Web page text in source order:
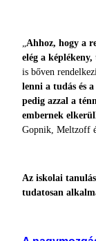
„Ahhoz, hogy a
elég a
is bőven
lenni a tudás és
pe­dig azzal a
embernek
Gopnik, Meltzoff
Az iskolai
tudatosan